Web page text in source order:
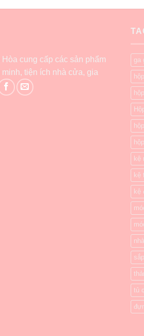
cung cấp các sản phẩm
tiện ích nhà cửa, gia
ga
kệ
kệ
kệ
tủ